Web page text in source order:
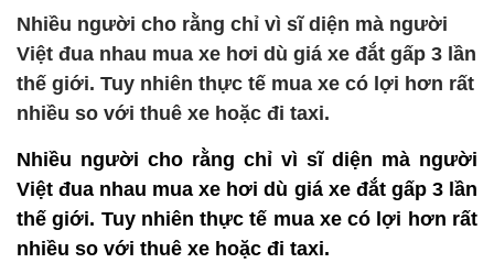
Nhiều người cho rằng chỉ vì sĩ diện mà người
Việt đua nhau mua xe hơi dù giá xe đắt gấp 3 lần
thế giới. Tuy nhiên thực tế mua xe có lợi hơn rất
nhiều so với thuê xe hoặc đi taxi.
Nhiều người cho rằng chỉ vì sĩ diện mà người
Việt đua nhau mua xe hơi dù giá xe đắt gấp 3 lần
thế giới. Tuy nhiên thực tế mua xe có lợi hơn rất
nhiều so với thuê xe hoặc đi taxi.